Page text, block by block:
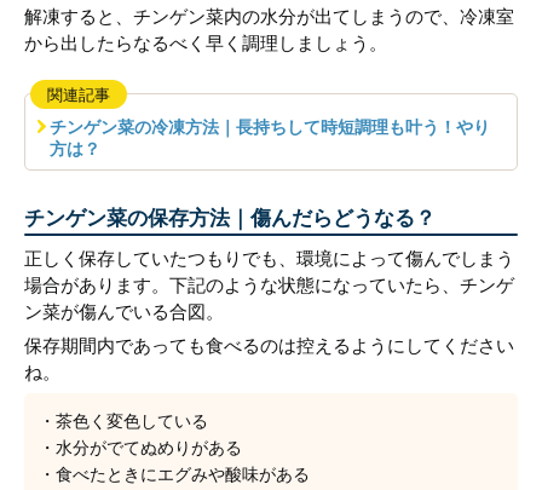
解凍すると、チンゲン菜内の水分が出てしまうので、冷凍室
から出したらなるべく早く調理しましょう。
関連記事
チンゲン菜の冷凍方法｜長持ちして時短調理も叶う！やり
方は？
チンゲン菜の保存方法｜傷んだらどうなる？
正しく保存していたつもりでも、環境によって傷んでしまう
場合があります。下記のような状態になっていたら、チンゲ
ン菜が傷んでいる合図。
保存期間内であっても食べるのは控えるようにしてください
ね。
・茶色く変色している
・水分がでてぬめりがある
・食べたときにエグみや酸味がある